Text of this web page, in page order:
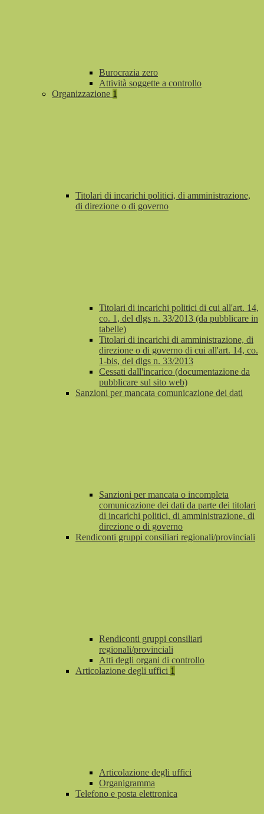
Burocrazia zero
Attività soggette a controllo
Organizzazione 1
Titolari di incarichi politici, di amministrazione,
di direzione o di governo
Titolari di incarichi politici di cui all'art. 14,
co. 1, del dlgs n. 33/2013 (da pubblicare in
tabelle)
Titolari di incarichi di amministrazione, di
direzione o di governo di cui all'art. 14, co.
1-bis, del dlgs n. 33/2013
Cessati dall'incarico (documentazione da
pubblicare sul sito web)
Sanzioni per mancata comunicazione dei dati
Sanzioni per mancata o incompleta
comunicazione dei dati da parte dei titolari
di incarichi politici, di amministrazione, di
direzione o di governo
Rendiconti gruppi consiliari regionali/provinciali
Rendiconti gruppi consiliari
regionali/provinciali
Atti degli organi di controllo
Articolazione degli uffici 1
Articolazione degli uffici
Organigramma
Telefono e posta elettronica